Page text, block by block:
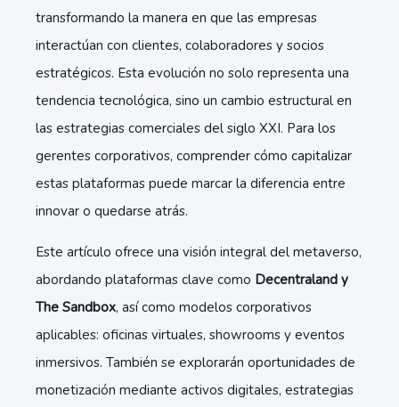
transformando la manera en que las empresas
interactúan con clientes, colaboradores y socios
estratégicos. Esta evolución no solo representa una
tendencia tecnológica, sino un cambio estructural en
las estrategias comerciales del siglo XXI. Para los
gerentes corporativos, comprender cómo capitalizar
estas plataformas puede marcar la diferencia entre
innovar o quedarse atrás.
Este artículo ofrece una visión integral del metaverso,
abordando plataformas clave como Decentraland y
The Sandbox, así como modelos corporativos
aplicables: oficinas virtuales, showrooms y eventos
inmersivos. También se explorarán oportunidades de
monetización mediante activos digitales, estrategias